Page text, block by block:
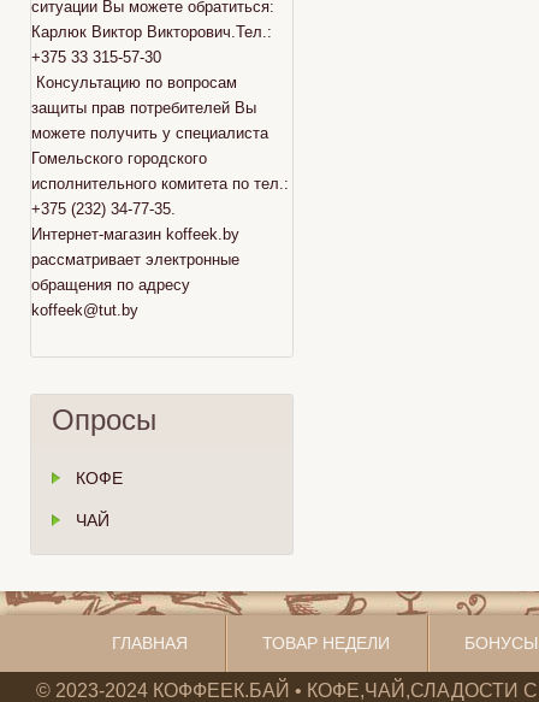
ситуации Вы можете обратиться:
Карлюк Виктор Викторович.Тел.:
+375 33 315-57-30
Консультацию по вопросам
защиты прав потребителей Вы
можете получить у специалиста
Гомельского городского
исполнительного комитета по тел.:
+375 (232) 34-77-35.
Интернет-магазин koffeek.by
рассматривает электронные
обращения по адресу
koffeek@tut.by
Опросы
КОФЕ
ЧАЙ
ГЛАВНАЯ ТОВАР НЕДЕЛИ
© 2023-2024 КОФФЕЕК.БАЙ • КОФЕ,ЧАЙ,СЛАДОСТИ С